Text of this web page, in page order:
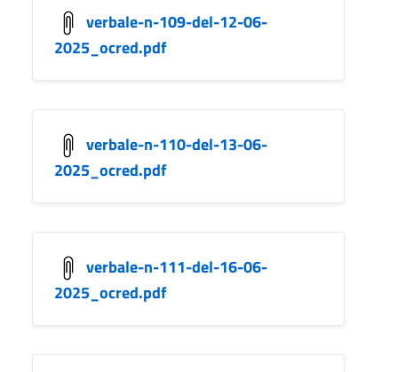
verbale-n-109-del-12-06-
2025_ocred.pdf
verbale-n-110-del-13-06-
2025_ocred.pdf
verbale-n-111-del-16-06-
2025_ocred.pdf